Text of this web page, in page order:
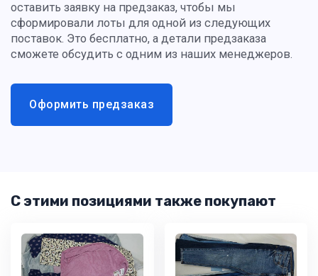
оставить заявку на предзаказ, чтобы мы
сформировали лоты для одной из следующих
поставок. Это бесплатно, а детали предзаказа
сможете обсудить с одним из наших менеджеров.
Оформить предзаказ
С этими позициями также покупают